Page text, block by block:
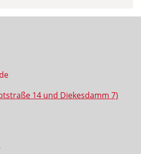
14 und Diekesdamm 7)